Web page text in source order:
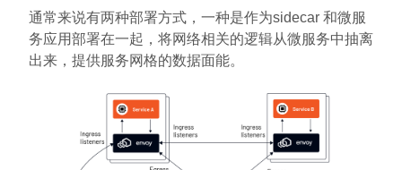
通常来说有两种部署方式，一种是作为sidecar 和微服
务应用部署在一起，将网络相关的逻辑从微服务中抽离
出来，提供服务网格的数据面能。